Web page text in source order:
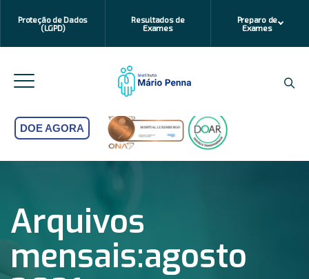
Proteção de Dados
(LGPD)
Resultados de
Exames
Preparo de
Exames
DOE AGORA
Arquivos
mensais:agosto